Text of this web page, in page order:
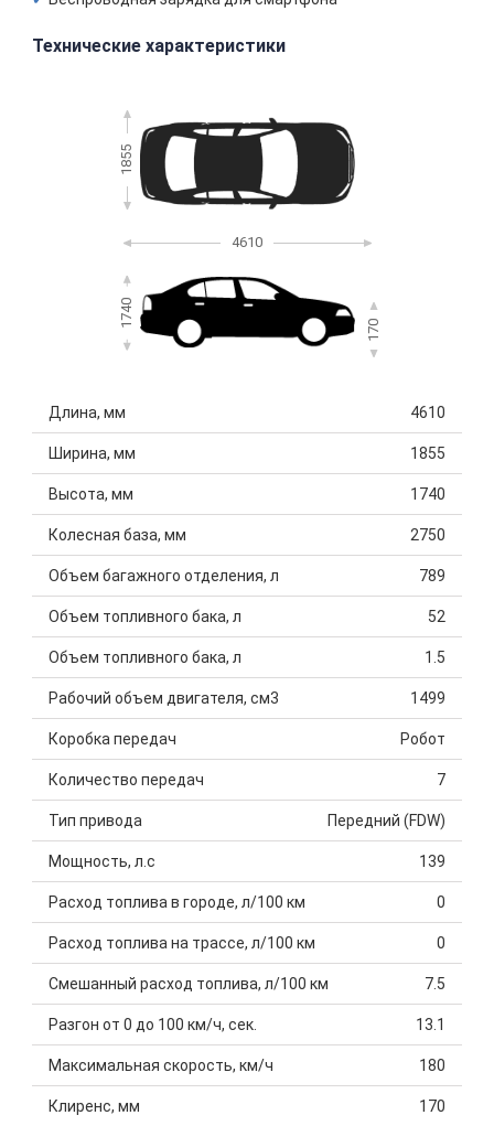
Технические характеристики
1855
4610
1740
170
Длина, мм 4610
Ширина, мм 1855
Высота, мм 1740
Колесная база, мм 2750
Объем багажного отделения, л 789
Объем топливного бака, л 52
Объем топливного бака, л 1.5
Рабочий объем двигателя, см3 1499
Коробка передач Робот
Количество передач 7
Тип привода Передний (FDW)
Мощность, л.с 139
Расход топлива в городе, л/100 км 0
Расход топлива на трассе, л/100 км 0
Смешанный расход топлива, л/100 км 7.5
Разгон от 0 до 100 км/ч, сек. 13.1
Максимальная скорость, км/ч 180
Клиренс, мм 170